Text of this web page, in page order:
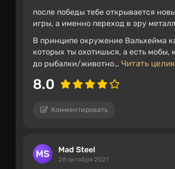
после победы тебе открывается
игры, а именно переход в эру
В принципе окружение Вальхейма
которых ты охотишься, а есть мобы,
до рыбалки/животно… Читать
8.0
Комментировать
Mad Steel
28 октября 2021